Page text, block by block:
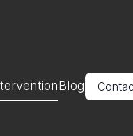
Blog